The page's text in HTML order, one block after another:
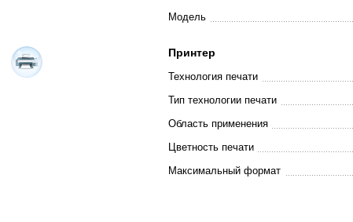
Модель
Принтер
Технология печати
Тип технологии печати
Область применения
Цветность печати
Максимальный формат